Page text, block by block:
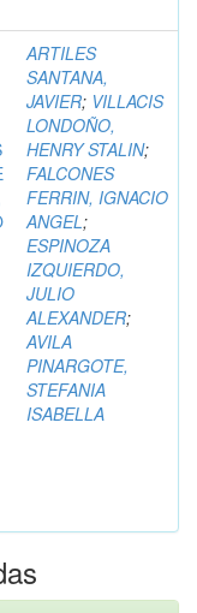
ARTILES
SANTANA,
JAVIER; VILLACIS
LONDOÑO,
HENRY STALIN;
FALCONES
FERRIN, IGNACIO
ANGEL;
ESPINOZA
IZQUIERDO,
JULIO
ALEXANDER;
AVILA
PINARGOTE,
STEFANIA
ISABELLA